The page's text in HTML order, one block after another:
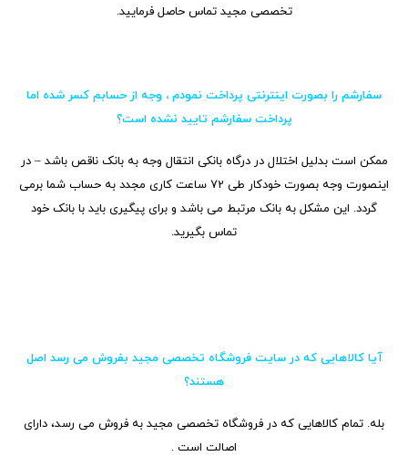
تخصصی مجید تماس حاصل فرمایید.
سفارشم را بصورت اینترنتی پرداخت نمودم ، وجه از حسابم کسر شده اما
پرداخت سفارشم تایید نشده است؟
ممکن است بدلیل اختلال در درگاه بانکی انتقال وجه به بانک ناقص باشد – در
اینصورت وجه بصورت خودکار طی 72 ساعت کاری مجدد به حساب شما برمی
گردد. این مشکل به بانک مرتبط می باشد و برای پیگیری باید با بانک خود
تماس بگیرید.
آیا کالاهایی که در سایت فروشگاه تخصصی مجید بفروش می رسد اصل
هستند؟
بله. تمام کالاهایی که در فروشگاه تخصصی مجید به فروش می رسد، دارای
اصالت است .